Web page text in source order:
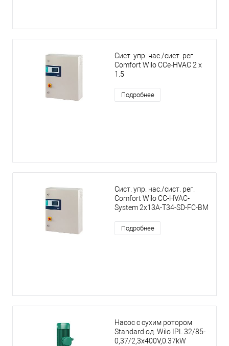
Сист. упр. нас./сист. рег.
Comfort Wilo CCe-HVAC 2 x
1.5
Подробнее
Сист. упр. нас./сист. рег.
Comfort Wilo CC-HVAC-
System 2x13A-T34-SD-FC-BM
Подробнее
Насос с сухим ротором
Standard од. Wilo IPL 32/85-
0,37/2,3x400V,0.37kW